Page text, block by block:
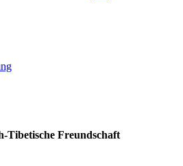
Tibetische Freundschaft